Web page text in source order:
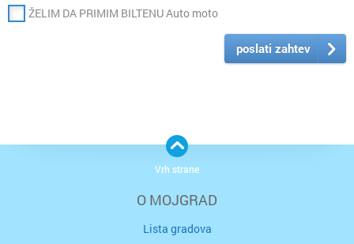
ŽELIM DA PRIMIM BILTENU Auto moto
poslati zahtev
O MOJGRAD
Lista gradova
Vrh strane